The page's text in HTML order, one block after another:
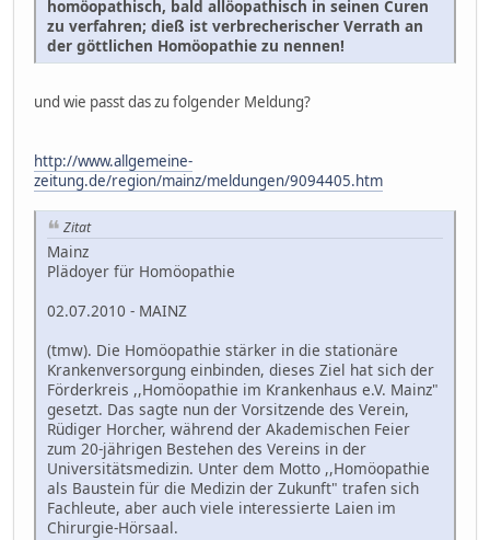
homöopathisch, bald allöopathisch in seinen Curen
zu verfahren; dieß ist verbrecherischer Verrath an
der göttlichen Homöopathie zu nennen!
und wie passt das zu folgender Meldung?
http://www.allgemeine-
zeitung.de/region/mainz/meldungen/9094405.htm
Zitat
Mainz
Plädoyer für Homöopathie
02.07.2010 - MAINZ
(tmw). Die Homöopathie stärker in die stationäre
Krankenversorgung einbinden, dieses Ziel hat sich der
Förderkreis ,,Homöopathie im Krankenhaus e.V. Mainz"
gesetzt. Das sagte nun der Vorsitzende des Verein,
Rüdiger Horcher, während der Akademischen Feier
zum 20-jährigen Bestehen des Vereins in der
Universitätsmedizin. Unter dem Motto ,,Homöopathie
als Baustein für die Medizin der Zukunft" trafen sich
Fachleute, aber auch viele interessierte Laien im
Chirurgie-Hörsaal.